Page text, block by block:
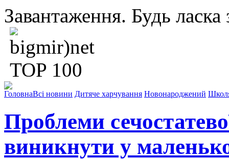
Завантаження. Будь ласка
ГоловнаВсі новини Дитяче харчування Новонароджений
Проблеми
виникнути у